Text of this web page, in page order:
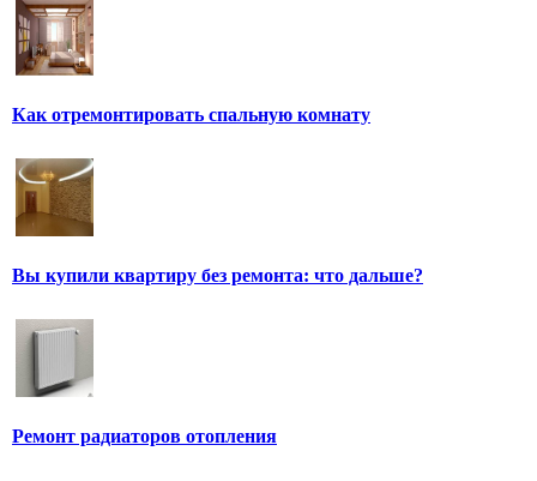
Как отремонтировать спальную комнату
Вы купили квартиру без ремонта: что дальше?
Ремонт радиаторов отопления